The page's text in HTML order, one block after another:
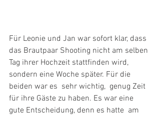
Für Leonie und Jan war sofort klar, dass
das Brautpaar Shooting nicht am selben
Tag ihrer Hochzeit stattfinden wird,
sondern eine Woche später. Für die
beiden war es  sehr wichtig,  genug Zeit
für ihre Gäste zu haben. Es war eine
gute Entscheidung, denn es hatte  am